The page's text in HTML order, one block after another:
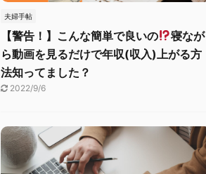
夫婦手帖
【警告！】こんな簡単で良いの
寝なが
ら動画を見るだけで年収(収入)上がる方
法知ってました？
2022/9/6